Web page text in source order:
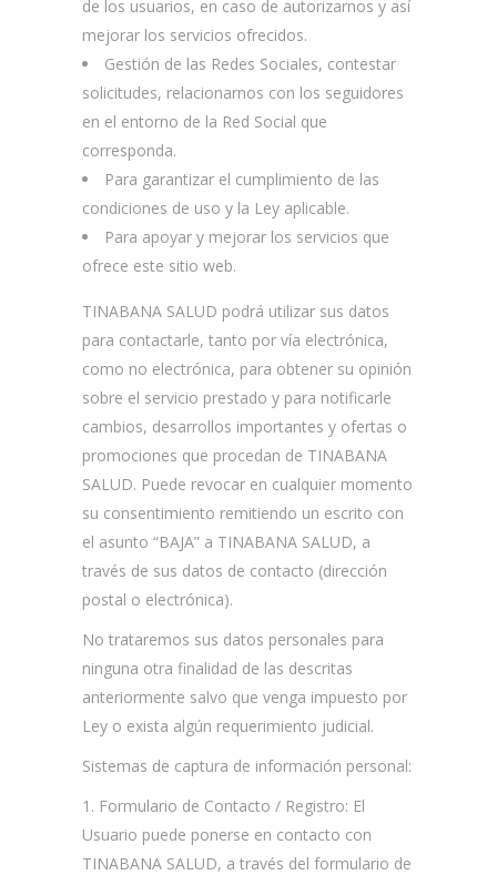
de los usuarios, en caso de autorizarnos y así
mejorar los servicios ofrecidos.
Gestión de las Redes Sociales, contestar
solicitudes, relacionarnos con los seguidores
en el entorno de la Red Social que
corresponda.
Para garantizar el cumplimiento de las
condiciones de uso y la Ley aplicable.
Para apoyar y mejorar los servicios que
ofrece este sitio web.
TINABANA SALUD podrá utilizar sus datos
para contactarle, tanto por vía electrónica,
como no electrónica, para obtener su opinión
sobre el servicio prestado y para notificarle
cambios, desarrollos importantes y ofertas o
promociones que procedan de TINABANA
SALUD. Puede revocar en cualquier momento
su consentimiento remitiendo un escrito con
el asunto “BAJA” a TINABANA SALUD, a
través de sus datos de contacto (dirección
postal o electrónica).
No trataremos sus datos personales para
ninguna otra finalidad de las descritas
anteriormente salvo que venga impuesto por
Ley o exista algún requerimiento judicial.
Sistemas de captura de información personal:
1. Formulario de Contacto / Registro: El
Usuario puede ponerse en contacto con
TINABANA SALUD, a través del formulario de